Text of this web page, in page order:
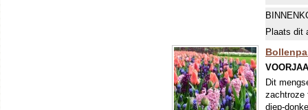
Plaats dit
Dit
zachtroze
diep-